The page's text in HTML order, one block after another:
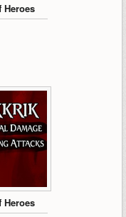
Heroes
Heroes